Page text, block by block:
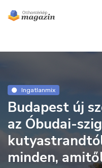
Ingatlanmix
Budapest új
az Óbudai-
minden,